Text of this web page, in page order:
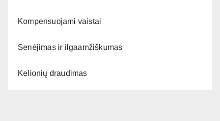
Kompensuojami vaistai
Senėjimas ir ilgaamžiškumas
Kelionių draudimas